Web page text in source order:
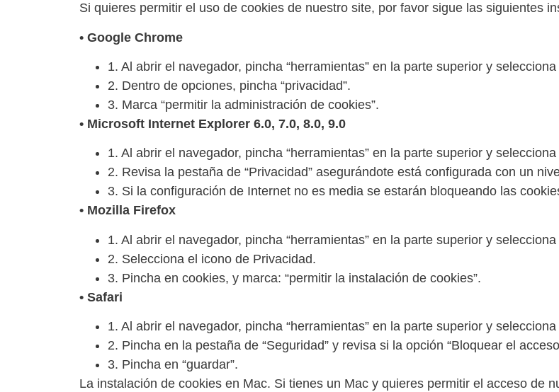
Si quieres permitir el uso de cookies de nuestro site, por favor sigue las siguientes
• Google Chrome
1. Al abrir el navegador, pincha “herramientas” en la parte superior y
2. Dentro de opciones, pincha “privacidad”.
3. Marca “permitir la administración de cookies”.
• Microsoft Internet Explorer 6.0, 7.0, 8.0, 9.0
1. Al abrir el navegador, pincha “herramientas” en la parte superior y
2. Revisa la pestaña de “Privacidad” asegurándote está configurada con un
3. Si la configuración de Internet no es media se estarán bloqueando las
• Mozilla Firefox
1. Al abrir el navegador, pincha “herramientas” en la parte superior y
2. Selecciona el icono de Privacidad.
3. Pincha en cookies, y marca: “permitir la instalación de cookies”.
• Safari
1. Al abrir el navegador, pincha “herramientas” en la parte superior y
2. Pincha en la pestaña de “Seguridad” y revisa si la opción “Bloquear el
3. Pincha en “guardar”.
La instalación de cookies en Mac. Si tienes un Mac y quieres permitir el acceso de